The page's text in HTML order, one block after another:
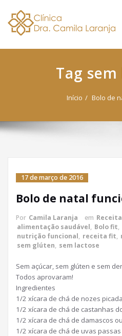
content
Tag
Início Bolo de
17 de março de 2016
Bolo de natal
Por Camila Laranja em
alimentação saudável, Bolo fit,
nutrição funcional, receita fit,
sem glúten, sem lactose
Sem açúcar, sem glúten e sem
Todos aprovaram!
Ingredientes
1/2 xícara de chá de nozes
1/2 xícara de chá de castanhas
1/2 xícara de chá de damascos
1/2 xícara de chá de uvas passas